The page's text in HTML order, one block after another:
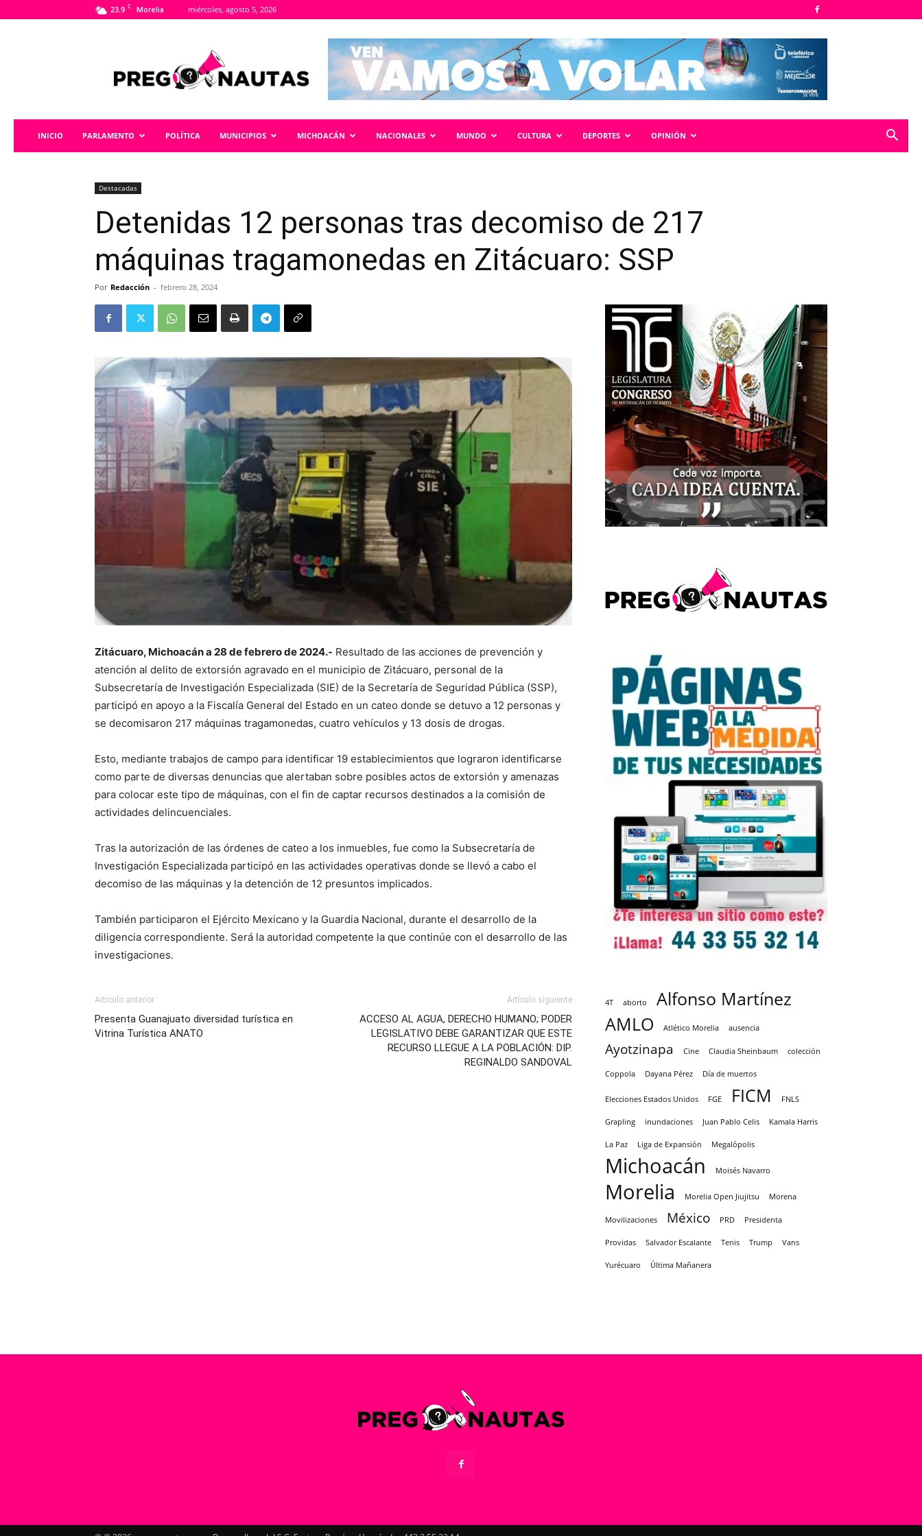
23.9 C Morelia miércoles, agosto 5, 2026
INICIO PARLAMENTO POLÍTICA MUNICIPIOS MICHOACÁN NACIONALES MUNDO CULTURA DEPORTES OPINIÓN
Destacadas
Detenidas 12 personas tras decomiso de 217
máquinas tragamonedas en Zitácuaro: SSP
Por Redacción - febrero 28, 2024
Zitácuaro, Michoacán a 28 de febrero de 2024.- Resultado de las acciones de prevención y
atención al delito de extorsión agravado en el municipio de Zitácuaro, personal de la
Subsecretaría de Investigación Especializada (SIE) de la Secretaría de Seguridad Pública (SSP),
participó en apoyo a la Fiscalía General del Estado en un cateo donde se detuvo a 12 personas y
se decomisaron 217 máquinas tragamonedas, cuatro vehículos y 13 dosis de drogas.
Esto, mediante trabajos de campo para identificar 19 establecimientos que lograron identificarse
como parte de diversas denuncias que alertaban sobre posibles actos de extorsión y amenazas
para colocar este tipo de máquinas, con el fin de captar recursos destinados a la comisión de
actividades delincuenciales.
Tras la autorización de las órdenes de cateo a los inmuebles, fue como la Subsecretaría de
Investigación Especializada participó en las actividades operativas donde se llevó a cabo el
decomiso de las máquinas y la detención de 12 presuntos implicados.
También participaron el Ejército Mexicano y la Guardia Nacional, durante el desarrollo de la
diligencia correspondiente. Será la autoridad competente la que continúe con el desarrollo de las
investigaciones.
Artículo anterior
Presenta Guanajuato diversidad turística en
Vitrina Turística ANATO
Artículo siguiente
ACCESO AL AGUA, DERECHO HUMANO; PODER
LEGISLATIVO DEBE GARANTIZAR QUE ESTE
RECURSO LLEGUE A LA POBLACIÓN: DIP.
REGINALDO SANDOVAL
4T aborto
Alfonso Martínez
AMLO
Atlético Morelia ausencia
Ayotzinapa Cine Claudia Sheinbaum colección
Coppola Dayana Pérez Día de muertos
Elecciones Estados Unidos FGE FICM FNLS
Grapling inundaciones Juan Pablo Celis Kamala Harris
La Paz Liga de Expansión Megalópolis
Michoacán Moisés Navarro
Morelia Morelia Open Jiujitsu Morena
Movilizaciones México PRD Presidenta
Providas Salvador Escalante Tenis Trump Vans
Yurécuaro Última Mañanera